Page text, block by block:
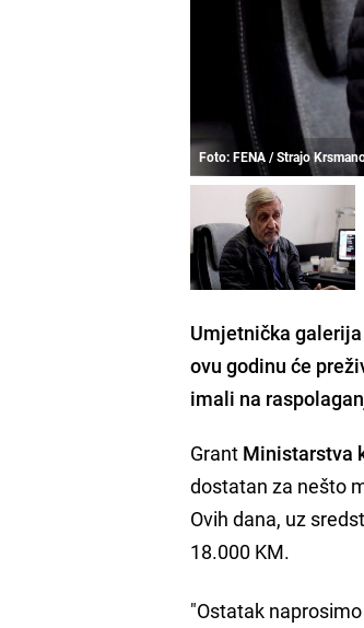
Foto: FENA / Strajo
Umjetnička
ovu godinu će
imali na
Grant Ministarstva
dostatan za nešto
Ovih dana, uz
18.000 KM.
"Ostatak